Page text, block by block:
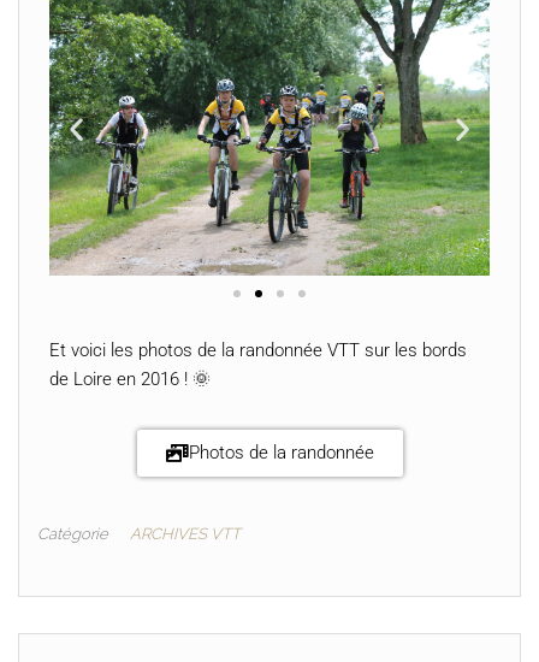
Et voici les photos de la randonnée VTT sur les bords
de Loire en 2016 ! 🌞
Photos de la randonnée
Catégorie ARCHIVES VTT